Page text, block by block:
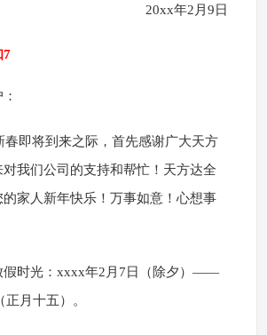
20xx年2月9日
7
春即将到来之际，首先感谢广大天方
我们公司的支持和帮忙！天方达全
家人新年快乐！万事如意！心想事
假时光：xxxx年2月7日（除夕）——
月十五）。